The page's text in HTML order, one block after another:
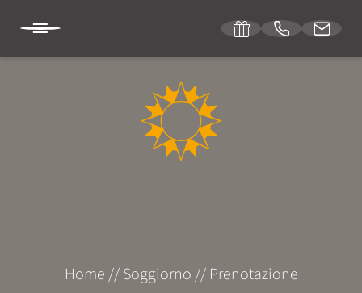
HOTEL SONNENBURG
Home//Soggiorno// Prenotazione